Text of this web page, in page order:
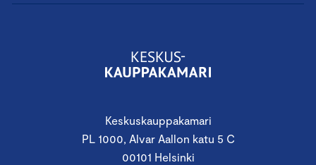
Keskuskauppakamari
PL 1000, Alvar Aallon katu 5 C
00101 Helsinki